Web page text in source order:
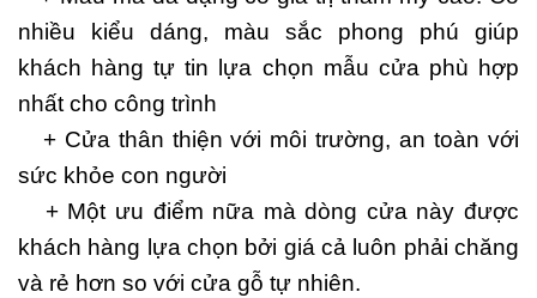
nhiều kiểu dáng, màu sắc phong phú giúp
khách hàng tự tin lựa chọn mẫu cửa phù hợp
nhất cho công trình
+ Cửa thân thiện với môi trường, an toàn với
sức khỏe con người
+ Một ưu điểm nữa mà dòng cửa này được
khách hàng lựa chọn bởi giá cả luôn phải chăng
và rẻ hơn so với cửa gỗ tự nhiên.